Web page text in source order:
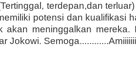
terdepan,dan
potensi dan kualifikasi
akan meninggalkan mereka.
Jokowi.